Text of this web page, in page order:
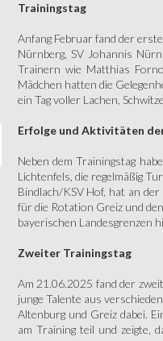
Trainingstag
Anfang Februar fand der
Nürnberg, SV Johannis
Trainern wie Matthias
Mädchen hatten die
ein Tag voller Lachen,
Erfolge und Aktivitäten
Neben dem Trainingstag
Lichtenfels, die regelmäßig
Bindlach/KSV Hof, hat an
für die Rotation Greiz und
bayerischen Landesgrenzen
Zweiter Trainingstag
Am 21.06.2025 fand der
junge Talente aus
Altenburg und Greiz dabei.
am Training teil und zeigte,